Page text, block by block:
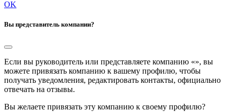
OK
Вы представитель компании?
Если вы руководитель или представляете компанию «», вы
можете привязать компанию к вашему профилю, чтобы
получать уведомления, редактировать контакты, официально
отвечать на отзывы.
Вы желаете привязать эту компанию к своему профилю?